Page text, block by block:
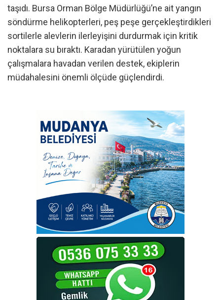
taşıdı. Bursa Orman Bölge Müdürlüğü’ne ait yangın
söndürme helikopterleri, peş peşe gerçekleştirdikleri
sortilerle alevlerin ilerleyişini durdurmak için kritik
noktalara su bıraktı. Karadan yürütülen yoğun
çalışmalara havadan verilen destek, ekiplerin
müdahalesini önemli ölçüde güçlendirdi.